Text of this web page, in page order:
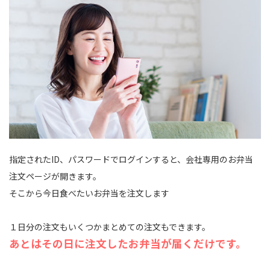
指定されたID、パスワードでログインすると、会社専用のお弁当
注文ページが開きます。
そこから今日食べたいお弁当を注文します
１日分の注文もいくつかまとめての注文もできます。
あとはその日に注文したお弁当が届くだけです。